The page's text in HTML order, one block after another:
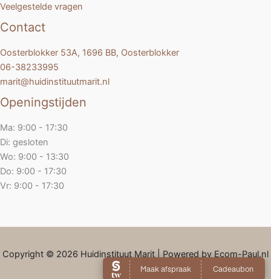
Veelgestelde vragen
Contact
Oosterblokker 53A, 1696 BB, Oosterblokker
06-38233995
marit@huidinstituutmarit.nl
Openingstijden
Ma: 9:00 - 17:30
Di: gesloten
Wo: 9:00 - 13:30
Do: 9:00 - 17:30
Vr: 9:00 - 17:30
Copyright © 2026 Huidinstituut Marit | Powered by Ecom-Paul.nl